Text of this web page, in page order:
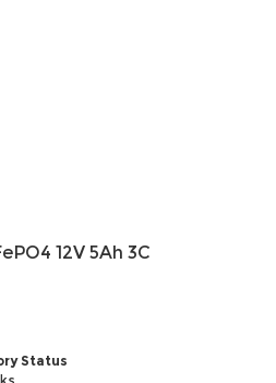
12V 5Ah 3C
Status